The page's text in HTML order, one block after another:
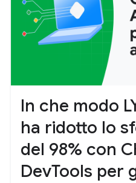
In che modo
ha ridotto lo
del 98% con
DevTools per